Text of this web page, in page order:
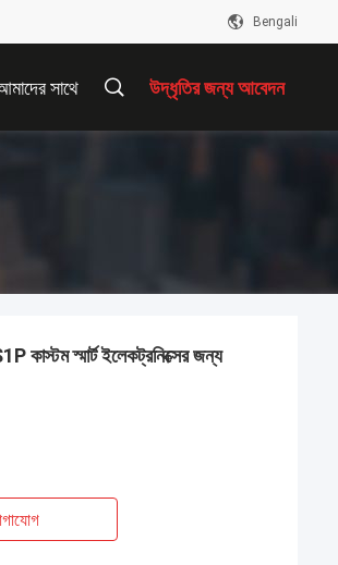
Bengali
সাথে উদ্ধৃতির জন্য আবেদন
স্মার্ট ইলেকট্রনিক্সের জন্য